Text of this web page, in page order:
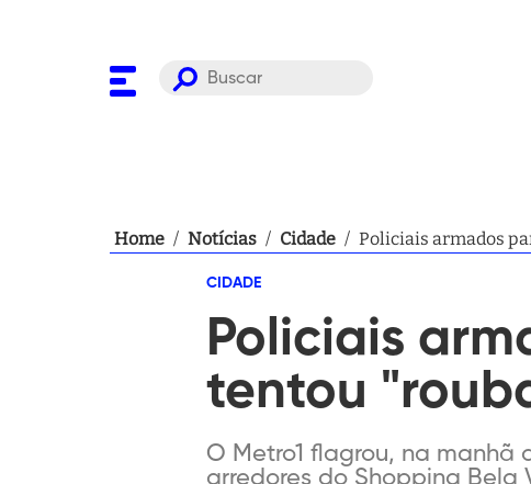
Home / Notícias / Cidade / Policiais armados
CIDADE
Policiais
tentou
O Metro1 flagrou, na manhã
arredores do Shopping Bela